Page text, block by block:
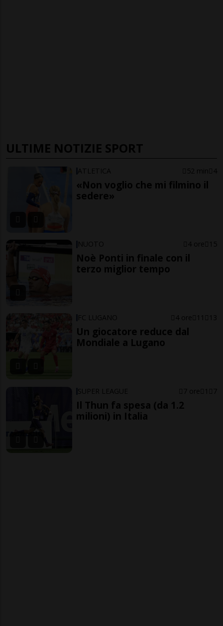
ULTIME NOTIZIE SPORT
ATLETICA 52 min 4
«Non voglio che mi filmino il
sedere»
NUOTO 4 ore 15
Noè Ponti in finale con il
terzo miglior tempo
FC LUGANO 4 ore 11 13
Un giocatore reduce dal
Mondiale a Lugano
SUPER LEAGUE 7 ore 1 7
Il Thun fa spesa (da 1.2
milioni) in Italia